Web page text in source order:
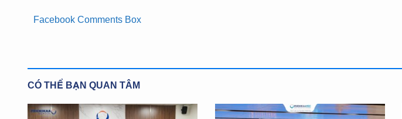
Facebook Comments Box
CÓ THỂ BẠN QUAN TÂM